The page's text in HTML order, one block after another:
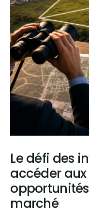
Le défi des
accéder
marché